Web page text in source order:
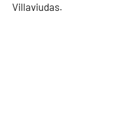
Villaviudas.